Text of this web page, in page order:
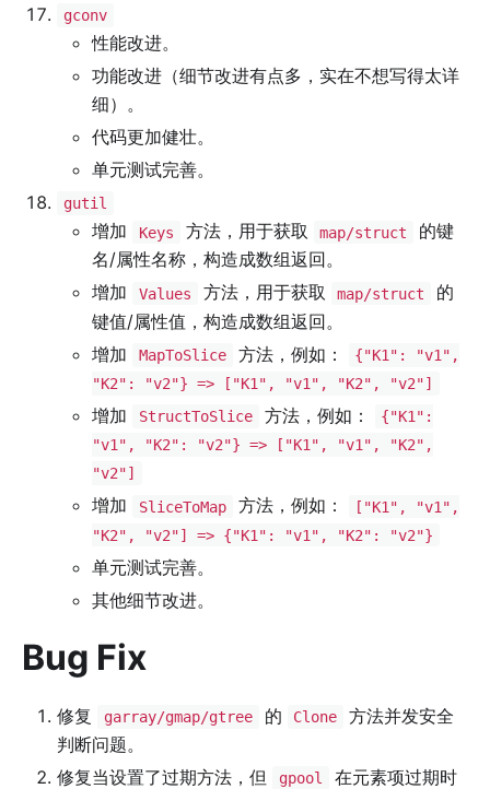
gconv
性能改进。
功能改进（细节改进有点多，实在不想写得太详
细）。
代码更加健壮。
单元测试完善。
gutil
增加 Keys 方法，用于获取 map/struct
的键
名/属性名称，构造成数组返回。
增加
Values 方法，用于获取 map/struct
的
键值/属性值，构造成数组返回。
增加
MapToSlice 方法，例如：
{"K1": "v1",
"K2": "v2"} => ["K1", "v1", "K2", "v2"]
增加 StructToSlice 方法，例如：
{"K1":
"v1", "K2": "v2"} => ["K1", "v1", "K2",
"v2"]
增加 SliceToMap 方法，例如：
["K1", "v1",
"K2", "v2"] => {"K1": "v1", "K2": "v2"}
单元测试完善。
其他细节改进。
Bug Fix
修复 garray/gmap/gtree 的 Clone
方法并发安全
判断问题。
修复当设置了过期方法，但
gpool
在元素项过期时